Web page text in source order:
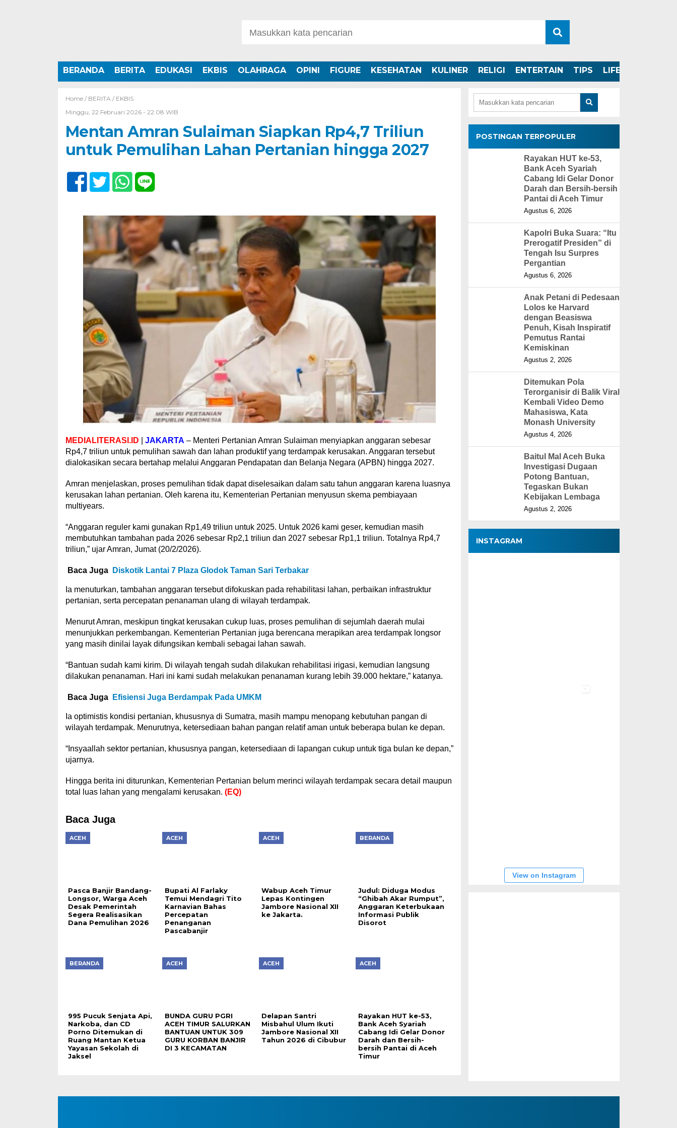
BERANDA BERITA EDUKASI EKBIS OLAHRAGA OPINI FIGURE KESEHATAN KULINER RELIGI ENTERTAIN TIPS LIFESTYLE
Home / BERITA/ EKBIS
Minggu, 22 Februari 2026 - 22:08 WIB
Mentan Amran Sulaiman Siapkan Rp4,7 Triliun
untuk Pemulihan Lahan Pertanian hingga 2027
MEDIALITERASI.ID JAKARTA – Menteri Pertanian Amran Sulaiman menyiapkan anggaran sebesar
Rp4,7 triliun untuk pemulihan sawah dan lahan produktif yang terdampak kerusakan. Anggaran tersebut
dialokasikan secara bertahap melalui Anggaran Pendapatan dan Belanja Negara (APBN) hingga 2027.
Amran menjelaskan, proses pemulihan tidak dapat diselesaikan dalam satu tahun anggaran karena luasnya
kerusakan lahan pertanian. Oleh karena itu, Kementerian Pertanian menyusun skema pembiayaan
multiyears.
“Anggaran reguler kami gunakan Rp1,49 triliun untuk 2025. Untuk 2026 kami geser, kemudian masih
membutuhkan tambahan pada 2026 sebesar Rp2,1 triliun dan 2027 sebesar Rp1,1 triliun. Totalnya Rp4,7
triliun,” ujar Amran, Jumat (20/2/2026).
Baca Juga Diskotik Lantai 7 Plaza Glodok Taman Sari Terbakar
Ia menuturkan, tambahan anggaran tersebut difokuskan pada rehabilitasi lahan, perbaikan infrastruktur
pertanian, serta percepatan penanaman ulang di wilayah terdampak.
Menurut Amran, meskipun tingkat kerusakan cukup luas, proses pemulihan di sejumlah daerah mulai
menunjukkan perkembangan. Kementerian Pertanian juga berencana merapikan area terdampak longsor
yang masih dinilai layak difungsikan kembali sebagai lahan sawah.
“Bantuan sudah kami kirim. Di wilayah tengah sudah dilakukan rehabilitasi irigasi, kemudian langsung
dilakukan penanaman. Hari ini kami sudah melakukan penanaman kurang lebih 39.000 hektare,” katanya.
Baca Juga Efisiensi Juga Berdampak Pada UMKM
Ia optimistis kondisi pertanian, khususnya di Sumatra, masih mampu menopang kebutuhan pangan di
wilayah terdampak. Menurutnya, ketersediaan bahan pangan relatif aman untuk beberapa bulan ke depan.
“Insyaallah sektor pertanian, khususnya pangan, ketersediaan di lapangan cukup untuk tiga bulan ke depan,”
ujarnya.
Hingga berita ini diturunkan, Kementerian Pertanian belum merinci wilayah terdampak secara detail maupun
total luas lahan yang mengalami kerusakan. (EQ)
Baca Juga
ACEH
Pasca Banjir Bandang-
Longsor, Warga Aceh
Desak Pemerintah
Segera Realisasikan
Dana Pemulihan 2026
ACEH
Bupati Al Farlaky
Temui Mendagri Tito
Karnavian Bahas
Percepatan
Penanganan
Pascabanjir
ACEH
Wabup Aceh Timur
Lepas Kontingen
Jambore Nasional XII
ke Jakarta.
BERANDA
Judul: Diduga Modus
“Ghibah Akar Rumput”,
Anggaran Keterbukaan
Informasi Publik
Disorot
BERANDA
995 Pucuk Senjata Api,
Narkoba, dan CD
Porno Ditemukan di
Ruang Mantan Ketua
Yayasan Sekolah di
Jaksel
ACEH
BUNDA GURU PGRI
ACEH TIMUR SALURKAN
BANTUAN UNTUK 309
GURU KORBAN BANJIR
DI 3 KECAMATAN
ACEH
Delapan Santri
Misbahul Ulum Ikuti
Jambore Nasional XII
Tahun 2026 di Cibubur
ACEH
Rayakan HUT ke-53,
Bank Aceh Syariah
Cabang Idi Gelar Donor
Darah dan Bersih-
bersih Pantai di Aceh
Timur
POSTINGAN TERPOPULER
Rayakan HUT ke-53,
Bank Aceh Syariah
Cabang Idi Gelar Donor
Darah dan Bersih-bersih
Pantai di Aceh Timur
Agustus 6, 2026
Kapolri Buka Suara: “Itu
Prerogatif Presiden” di
Tengah Isu Surpres
Pergantian
Agustus 6, 2026
Anak Petani di Pedesaan
Lolos ke Harvard
dengan Beasiswa
Penuh, Kisah Inspiratif
Pemutus Rantai
Kemiskinan
Agustus 2, 2026
Ditemukan Pola
Terorganisir di Balik Viral
Kembali Video Demo
Mahasiswa, Kata
Monash University
Agustus 4, 2026
Baitul Mal Aceh Buka
Investigasi Dugaan
Potong Bantuan,
Tegaskan Bukan
Kebijakan Lembaga
Agustus 2, 2026
INSTAGRAM
View on Instagram